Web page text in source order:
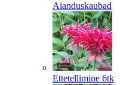
Aianduskaubad
Ettetellimine 6tk